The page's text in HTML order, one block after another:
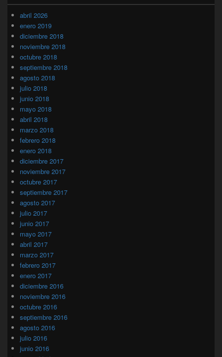
abril 2026
enero 2019
diciembre 2018
noviembre 2018
octubre 2018
septiembre 2018
agosto 2018
julio 2018
junio 2018
mayo 2018
abril 2018
marzo 2018
febrero 2018
enero 2018
diciembre 2017
noviembre 2017
octubre 2017
septiembre 2017
agosto 2017
julio 2017
junio 2017
mayo 2017
abril 2017
marzo 2017
febrero 2017
enero 2017
diciembre 2016
noviembre 2016
octubre 2016
septiembre 2016
agosto 2016
julio 2016
junio 2016